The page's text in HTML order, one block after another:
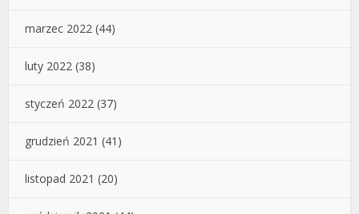
marzec 2022 (44)
luty 2022 (38)
styczeń 2022 (37)
grudzień 2021 (41)
listopad 2021 (20)